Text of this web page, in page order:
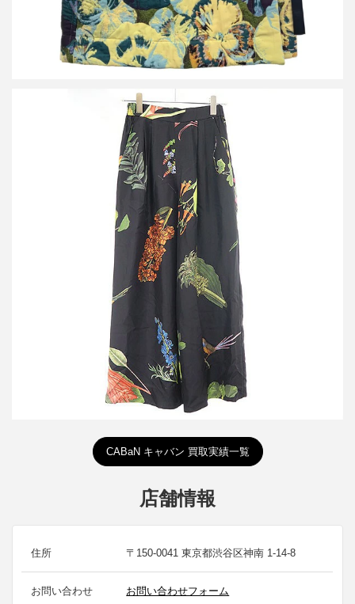
キャバン 24SS BIRD SINGING シルク 2タックワイドパンツ
買取金額12,000円
詳しく見る
CABaN キャバン 買取実績一覧
店舗情報
住所 〒150-0041 東京都渋谷区神南 1-14-8
お問い合わせ お問い合わせフォーム